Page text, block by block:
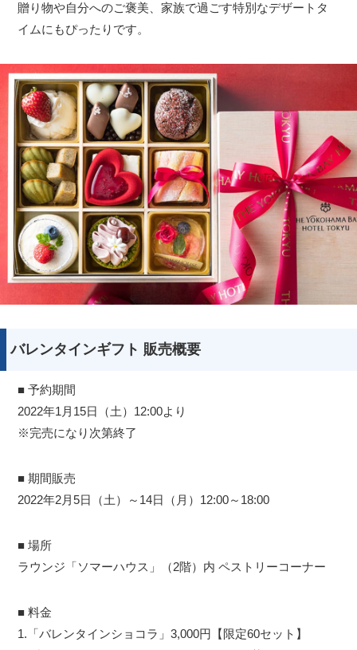
贈り物や自分へのご褒美、家族で過ごす特別なデザートタ
イムにもぴったりです。
バレンタインギフト 販売概要
■ 予約期間
2022年1月15日（土）12:00より
※完売になり次第終了
■ 期間販売
2022年2月5日（土）～14日（月）12:00～18:00
■ 場所
ラウンジ「ソマーハウス」（2階）内 ペストリーコーナー
■ 料金
1.「バレンタインショコラ」3,000円【限定60セット】